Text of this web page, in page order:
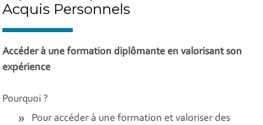
Acquis Personnels
Accéder à une formation diplômante en valorisant son
expérience
Pourquoi ?
Pour accéder à une formation et valoriser des